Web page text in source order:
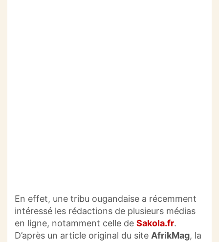
En effet, une tribu ougandaise a récemment
intéressé les rédactions de plusieurs médias
en ligne, notamment celle de Sakola.fr.
D’après un article original du site AfrikMag, la